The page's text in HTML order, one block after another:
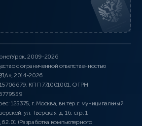
2009-2026
с ограниченной ответственностью
2014-2026
КПП 771001001, ОГРН
125375, г. Москва, вн.тер.г. муниципальный
ул. Тверская, д. 16, стр. 1
(Разработка компьютерного